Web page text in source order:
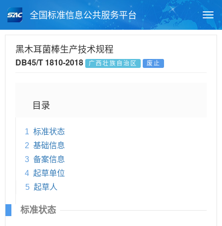
全国标准信息公共服务平台
月报查询 标准公告查询
黑木耳菌棒生产技术规程
DB45/T 1810-2018 广西壮族自治区 废止
目录
1 标准状态
2 基础信息
3 备案信息
4 起草单位
5 起草人
标准状态